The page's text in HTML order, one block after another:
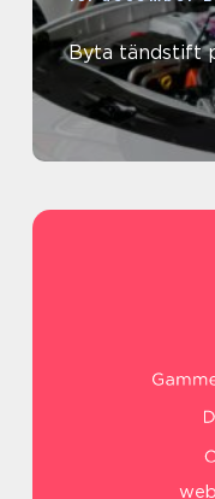
Byta tändstift